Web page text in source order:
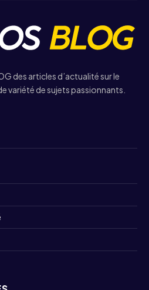
des articles d’actualité sur le
variété de sujets passionnants.